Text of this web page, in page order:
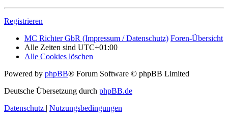
Registrieren
MC Richter GbR (Impressum / Datenschutz) Foren-Übersicht
Alle Zeiten sind UTC+01:00
Alle Cookies löschen
Powered by phpBB® Forum Software © phpBB Limited
Deutsche Übersetzung durch phpBB.de
Datenschutz | Nutzungsbedingungen